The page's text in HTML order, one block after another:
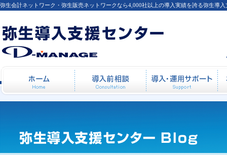
【セミナー後の感想】2007年11月28日開催
ナー（標準コース）
弥生会計ネットワーク・弥生販売ネットワークなら4,000社以上の導入実績を誇る弥生導
ホーム 導入前相談 導